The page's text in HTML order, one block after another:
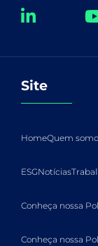
Site
HomeQuem
ESGNotícias
Conheça nossa
Conheça nossa